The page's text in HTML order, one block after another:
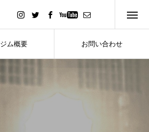
ジム概要 お問い合わせ